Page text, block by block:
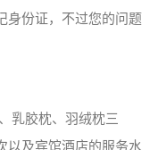
身份证，不过您的问题
乳胶枕、羽绒枕三
以及宾馆酒店的服务水